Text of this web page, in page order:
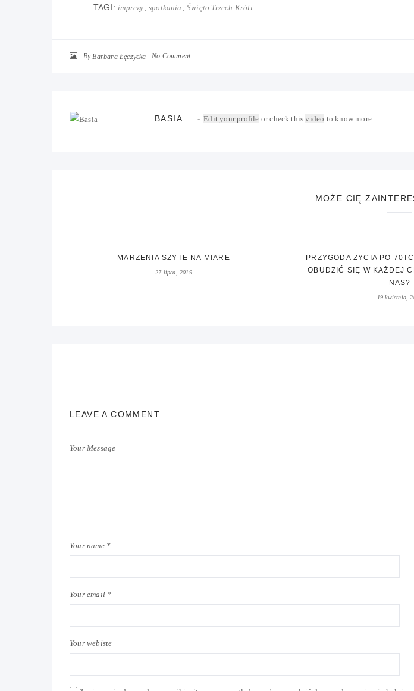
TAGI: imprezy spotkania ,Święto Trzech Króli
By Barbara Łęczycka No Comment
BASIA Edit your profile or check thisvideo to know more
MOŻE CIĘ
MARZENIA SZYTE NA MIARE
27 lipca, 2019
PRZYGODA ŻYCIA PO
OBUDZIĆ SIĘ W KAŻDEJ
NAS?
19 kwietnia,
LEAVE A COMMENT
Your Message
Your name *
Your email *
Your webiste